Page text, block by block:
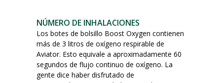
NÚMERO DE INHALACIONES
Los botes de bolsillo Boost Oxygen contienen
más de 3 litros de oxígeno respirable de
Aviator. Esto equivale a aproximadamente 60
segundos de flujo continuo de oxígeno. La
gente dice haber disfrutado de